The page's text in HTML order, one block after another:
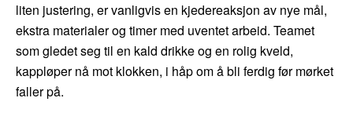
liten justering, er vanligvis en kjedereaksjon av nye mål,
ekstra materialer og timer med uventet arbeid. Teamet
som gledet seg til en kald drikke og en rolig kveld,
kappløper nå mot klokken, i håp om å bli ferdig før mørket
faller på.